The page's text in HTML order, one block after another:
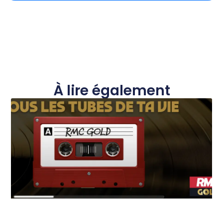
À lire également